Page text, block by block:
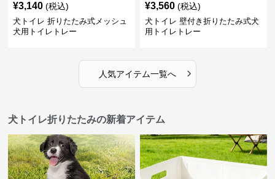
¥3,140 (税込)
犬トイレ 折りたたみ式メッシュ
犬用トイレトレー
¥3,560 (税込)
犬トイレ 壁付き折りたたみ式犬
用トイレトレー
人気アイテム一覧へ ›
犬トイレ折りたたみの新着アイテム